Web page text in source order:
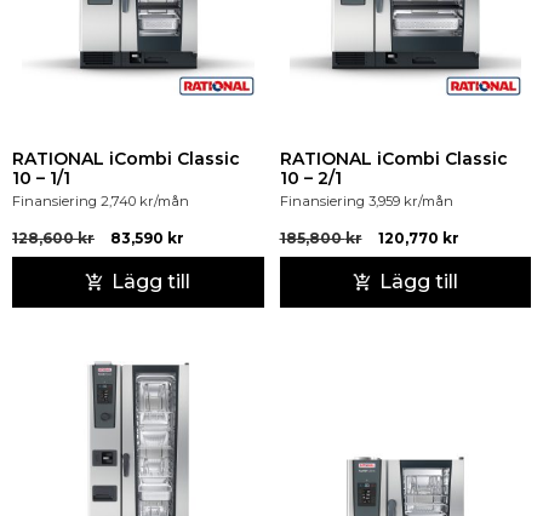
RATIONAL iCombi Classic
10 – 1/1
Finansiering 2,740 kr/mån
128,600kr 83,590 kr
Lägg till
RATIONAL iCombi Classic
10 – 2/1
Finansiering 3,959 kr/mån
185,800kr 120,770 kr
Lägg till